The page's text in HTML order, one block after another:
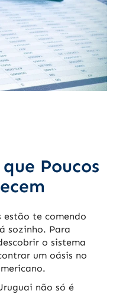
Poucos
estão te comendo
sozinho. Para
o sistema
um oásis no
não só é